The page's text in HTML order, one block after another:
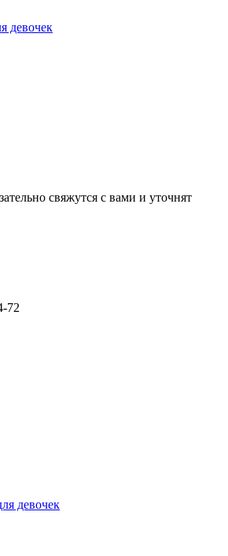
девочек
свяжутся с вами и уточнят
72
девочек